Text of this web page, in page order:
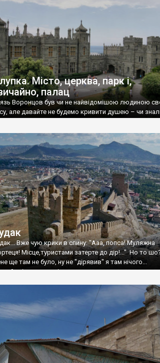
Місто, церква, парк і,
палац
Воронцов був чи не найвідомішою людиною
але давайте не будемо кривити душею – чи
Вже чую крики в спину: "Ааа, попса! Муляжна
Місце,туристами затерте до дір!..." Но то
ще там не було, ну не "дірявив" я там нічого...
до цього літа.